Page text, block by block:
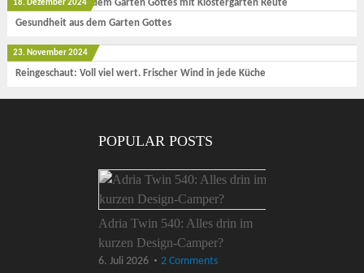
18. Dezember 2024
Gesundheit aus dem Garten Gottes
23. November 2024
Reingeschaut: Voll viel wert. Frischer Wind in jede Küche
POPULAR POSTS
Adria Twin 540: Alles drin im
kurzen Design-Camper?
6. Juli 2026 2 Comments